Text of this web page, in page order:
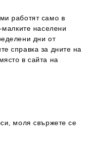
работят само в
населени
дни от
справка за дните на
в сайта на
моля свържете се